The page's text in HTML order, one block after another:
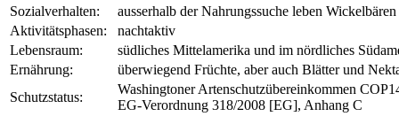
Sozialverhalten:
ausserhalb der Nahrungssuche leben
Aktivitätsphasen:
nachtaktiv
Lebensraum:
südliches Mittelamerika und im nördliches
Ernährung:
überwiegend Früchte, aber auch Blätter und
Schutzstatus:
Washingtoner Artenschutzübereinkommen
EG-Verordnung 318/2008 [EG], Anhang C